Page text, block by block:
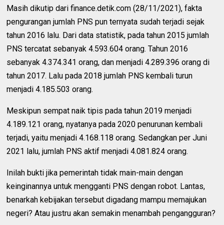
Masih dikutip dari finance.detik.com (28/11/2021), fakta
pengurangan jumlah PNS pun ternyata sudah terjadi sejak
tahun 2016 lalu. Dari data statistik, pada tahun 2015 jumlah
PNS tercatat sebanyak 4.593.604 orang. Tahun 2016
sebanyak 4.374.341 orang, dan menjadi 4.289.396 orang di
tahun 2017. Lalu pada 2018 jumlah PNS kembali turun
menjadi 4.185.503 orang.
Meskipun sempat naik tipis pada tahun 2019 menjadi
4.189.121 orang, nyatanya pada 2020 penurunan kembali
terjadi, yaitu menjadi 4.168.118 orang. Sedangkan per Juni
2021 lalu, jumlah PNS aktif menjadi 4.081.824 orang.
Inilah bukti jika pemerintah tidak main-main dengan
keinginannya untuk mengganti PNS dengan robot. Lantas,
benarkah kebijakan tersebut digadang mampu memajukan
negeri? Atau justru akan semakin menambah pengangguran?